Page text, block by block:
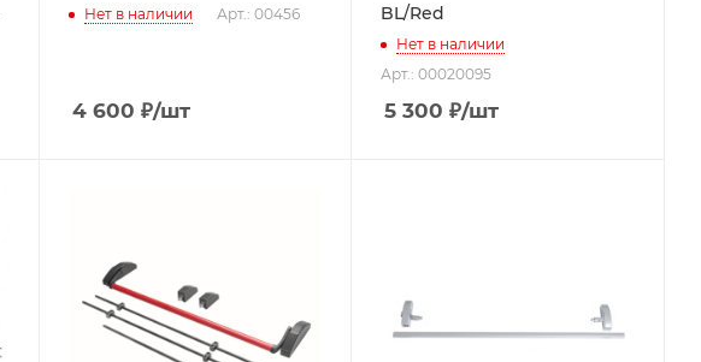
Нет в наличии Арт.: 00456
4 600 ₽/шт
BL/Red
Нет в наличии
Арт.: 00020095
5 300 ₽/шт